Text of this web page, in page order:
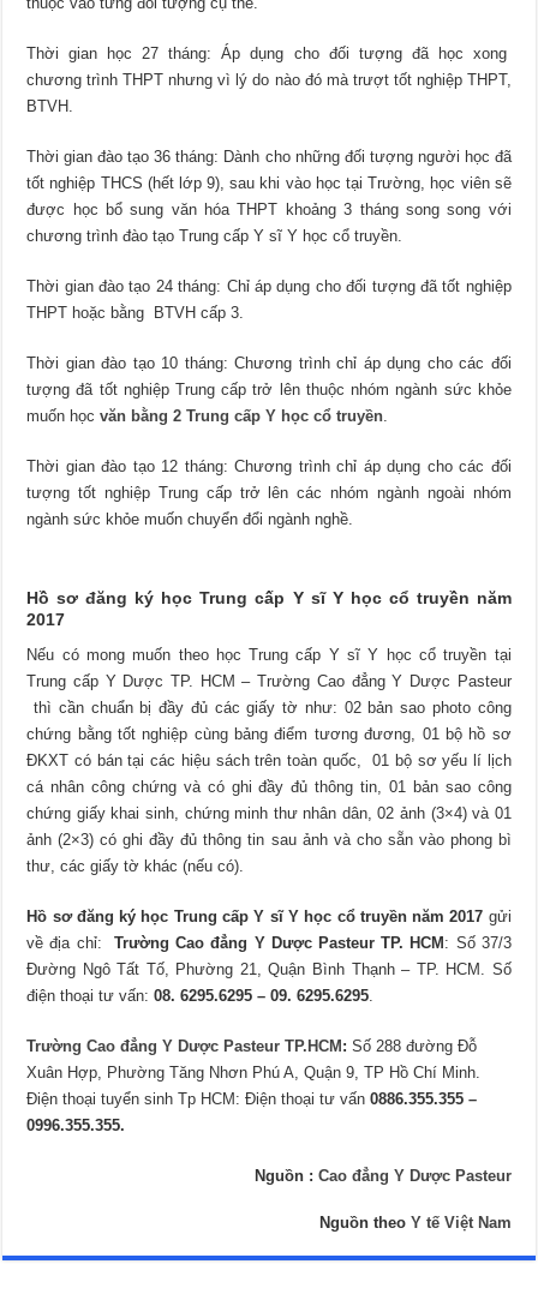
Thời gian học 27 tháng: Áp dụng cho đối tượng đã học xong
chương trình THPT nhưng vì lý do nào đó mà trượt tốt nghiệp THPT,
BTVH.
Thời gian đào tạo 36 tháng: Dành cho những đối tượng người học đã
tốt nghiệp THCS (hết lớp 9), sau khi vào học tại Trường, học viên sẽ
được học bổ sung văn hóa THPT khoảng 3 tháng song song với
chương trình đào tạo Trung cấp Y sĩ Y học cổ truyền.
Thời gian đào tạo 24 tháng: Chỉ áp dụng cho đối tượng đã tốt nghiệp
THPT hoặc bằng BTVH cấp 3.
Thời gian đào tạo 10 tháng: Chương trình chỉ áp dụng cho các đối
tượng đã tốt nghiệp Trung cấp trở lên thuộc nhóm ngành sức khỏe
muốn họcvăn bằng 2Trung cấp Y học cổ truyền
Thời gian đào tạo 12 tháng: Chương trình chỉ áp dụng cho các đối
tượng tốt nghiệp Trung cấp trở lên các nhóm ngành ngoài nhóm
ngành sức khỏe muốn chuyển đổi ngành nghề.
Hồ sơ đăng ký học Trung cấp Y sĩ Y học cổ truyền năm
2017
Nếu có mong muốn theo học Trung cấp Y sĩ Y học cổ truyền tại
Trung cấp Y Dược TP. HCM – Trường Cao đẳng Y Dược Pasteur
thì cần chuẩn bị đầy đủ các giấy tờ như: 02 bản sao photo công
chứng bằng tốt nghiệp cùng bảng điểm tương đương, 01 bộ hồ sơ
ĐKXT có bán tại các hiệu sách trên toàn quốc, 01 bộ sơ yếu lí lịch
cá nhân công chứng và có ghi đầy đủ thông tin, 01 bản sao công
chứng giấy khai sinh, chứng minh thư nhân dân, 02 ảnh (3×4) và 01
ảnh (2×3) có ghi đầy đủ thông tin sau ảnh và cho sẵn vào phong bì
thư, các giấy tờ khác (nếu có).
Hồ sơ đăng ký học Trung cấp Y sĩ Y học cổ truyềnnăm 2017 gửi
về địa chỉ:Trường Cao đẳng Y Dược Pasteur TP. HCM : Số 37/3
Đường Ngô Tất Tố, Phường 21, Quận Bình Thạnh – TP. HCM. Số
điện thoại tư vấn:08. 6295.6295 – 09. 6295.6295
Trường Cao đẳng Y Dược Pasteur TP.HCM : Số 288 đường Đỗ
Xuân Hợp, Phường Tăng Nhơn Phú A, Quận 9, TP Hồ Chí Minh.
Điện thoại tuyển sinh Tp HCM: Điện thoại tư vấn0886.355.355 –
0996.355.355.
Nguồn : Cao đẳng Y Dược Pasteur
Nguồn theo Y tế Việt Nam